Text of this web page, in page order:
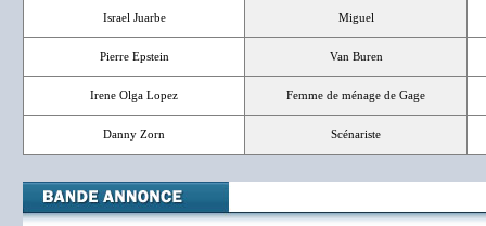
Israel Juarbe Miguel
Pierre Epstein Van Buren
Irene Olga Lopez Femme de ménage de Gage
Danny Zorn Scénariste